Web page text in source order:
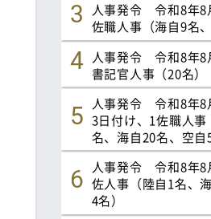
人事発令 令和8年8
佐職人事（海自9名、
人事発令 令和8年8
書記官人事（20名）
人事発令 令和8年8
3日付け、1佐職人事
名、海自20名、空自
人事発令 令和8年8
佐人事（陸自1名、
4名）